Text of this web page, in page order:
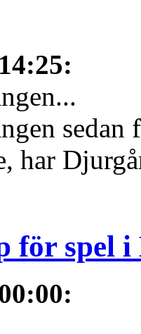
:
har
för spel i
: